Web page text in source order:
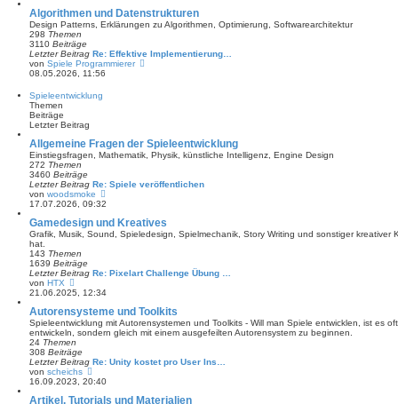
r
a
g
e
s
r
B
e
r
Algorithmen und Datenstrukturen
Design Patterns, Erklärungen zu Algorithmen, Optimierung, Softwarearchitektur
298 Themen
3110 Beiträge
Letzter Beitrag Re: Effektive Implementierung…
von Spiele Programmierer
B
e
a
08.05.2026, 11:56
Spieleentwicklung
Themen
Beiträge
Letzter Beitrag
Allgemeine Fragen der Spieleentwicklung
Einstiegsfragen, Mathematik, Physik, künstliche Intelligenz, Engine Design
272 Themen
3460 Beiträge
Letzter Beitrag Re: Spiele veröffentlichen
von woodsmoke
e
s
B
r
a
g
17.07.2026, 09:32
Gamedesign und Kreatives
Grafik, Musik, Sound, Spieledesign, Spielmechanik, Story Writing und sonstiger kreativer
hat.
143 Themen
1639 Beiträge
Letzter Beitrag Re: Pixelart Challenge Übung …
von HTX
e
s
t
r
B
e
r
21.06.2025, 12:34
Autorensysteme und Toolkits
Spieleentwicklung mit Autorensystemen und Toolkits - Will man Spiele entwicklen, ist es
entwickeln, sondern gleich mit einem ausgefeilten Autorensystem zu beginnen.
24 Themen
308 Beiträge
Letzter Beitrag Re: Unity kostet pro User Ins…
von scheichs
e
e
16.09.2023, 20:40
Artikel, Tutorials und Materialien